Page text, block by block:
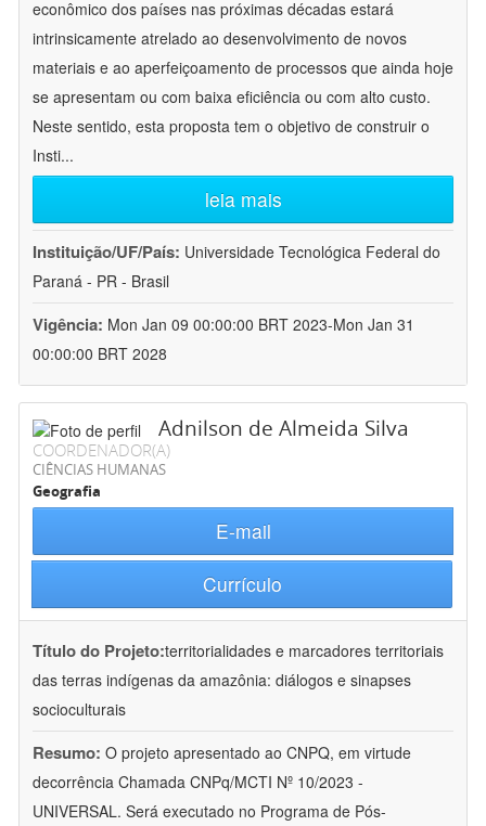
econômico dos países nas próximas décadas estará
intrinsicamente atrelado ao desenvolvimento de novos
materiais e ao aperfeiçoamento de processos que ainda hoje
se apresentam ou com baixa eficiência ou com alto custo.
Neste sentido, esta proposta tem o objetivo de construir o
Insti...
leia mais
Instituição/UF/País: Universidade Tecnológica Federal do
Paraná - PR - Brasil
Vigência: Mon Jan 09 00:00:00 BRT 2023-Mon Jan 31
00:00:00 BRT 2028
Adnilson de Almeida Silva
COORDENADOR(A)
CIÊNCIAS HUMANAS
Geografia
E-mail
Currículo
Título do Projeto:territorialidades e marcadores territoriais
das terras indígenas da amazônia: diálogos e sinapses
socioculturais
Resumo: O projeto apresentado ao CNPQ, em virtude
decorrência Chamada CNPq/MCTI Nº 10/2023 -
UNIVERSAL. Será executado no Programa de Pós-